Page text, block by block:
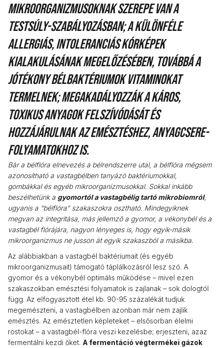
mikroorganizmusoknak szerepe van a
testsúly-szabályozásban; a különféle
allergiás, intoleranciás kórképek
kialakulásának megelőzésében, továbbá a
jótékony bélbaktériumok vitaminokat
termelnek; megakadályozzák a káros,
toxikus anyagok felszívódását és
hozzájárulnak az emésztéshez, anyagcsere-
folyamatokhoz is.
Bár a bélflóra elnevezés a bélrendszerre utal, a bélflóra mégsem
azonosítható a vastagbélben tanyázó baktériumokkal,
gombákkal és egyéb mikroorganizmusokkal. Sokkal inkább
beszélhetünk a gyomortól a vastagbélig tartó mikrobiomról,
ugyanis a “bélflóra” szakaszokra osztható. Mindegyiknek
megvan az integritása, más jellemző a gyomor, a vékonybél és a
vastagbél flórájára, nagyon lényeges is, hogy egyik-másik
mikroorganizmus ne jusson át egyik szakaszból a másikba.
Az alábbiakban a vastagbél baktériumait (és egyéb
mikroorganizmusait) támogató táplálkozásról lesz szó. A
gyomor és a vékonybél optimális működése – mivel ezen
szakaszokban emésztési folyamatok is zajlanak – sok dologtól
függ. Az elfogyasztott étel kb. 90-95 százalékát tudjuk
megemészteni, a vastagbélben azonban már nem zajlik
emésztés. Az emésztetlen képleteket – elsősorban élelmi
rostokat – a vastagbél-flóra veszi kezelésbe; erjeszteni, azaz
fermentálni kezdi őket. A fermentáció végtermékei gázok